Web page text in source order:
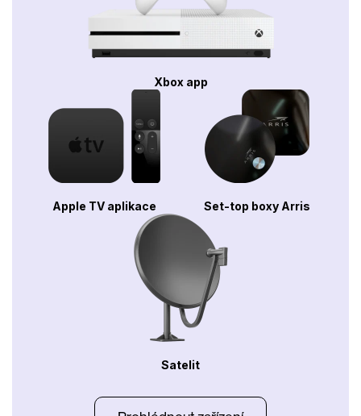
Xbox app
Apple TV aplikace Set-top boxy Arris
Satelit